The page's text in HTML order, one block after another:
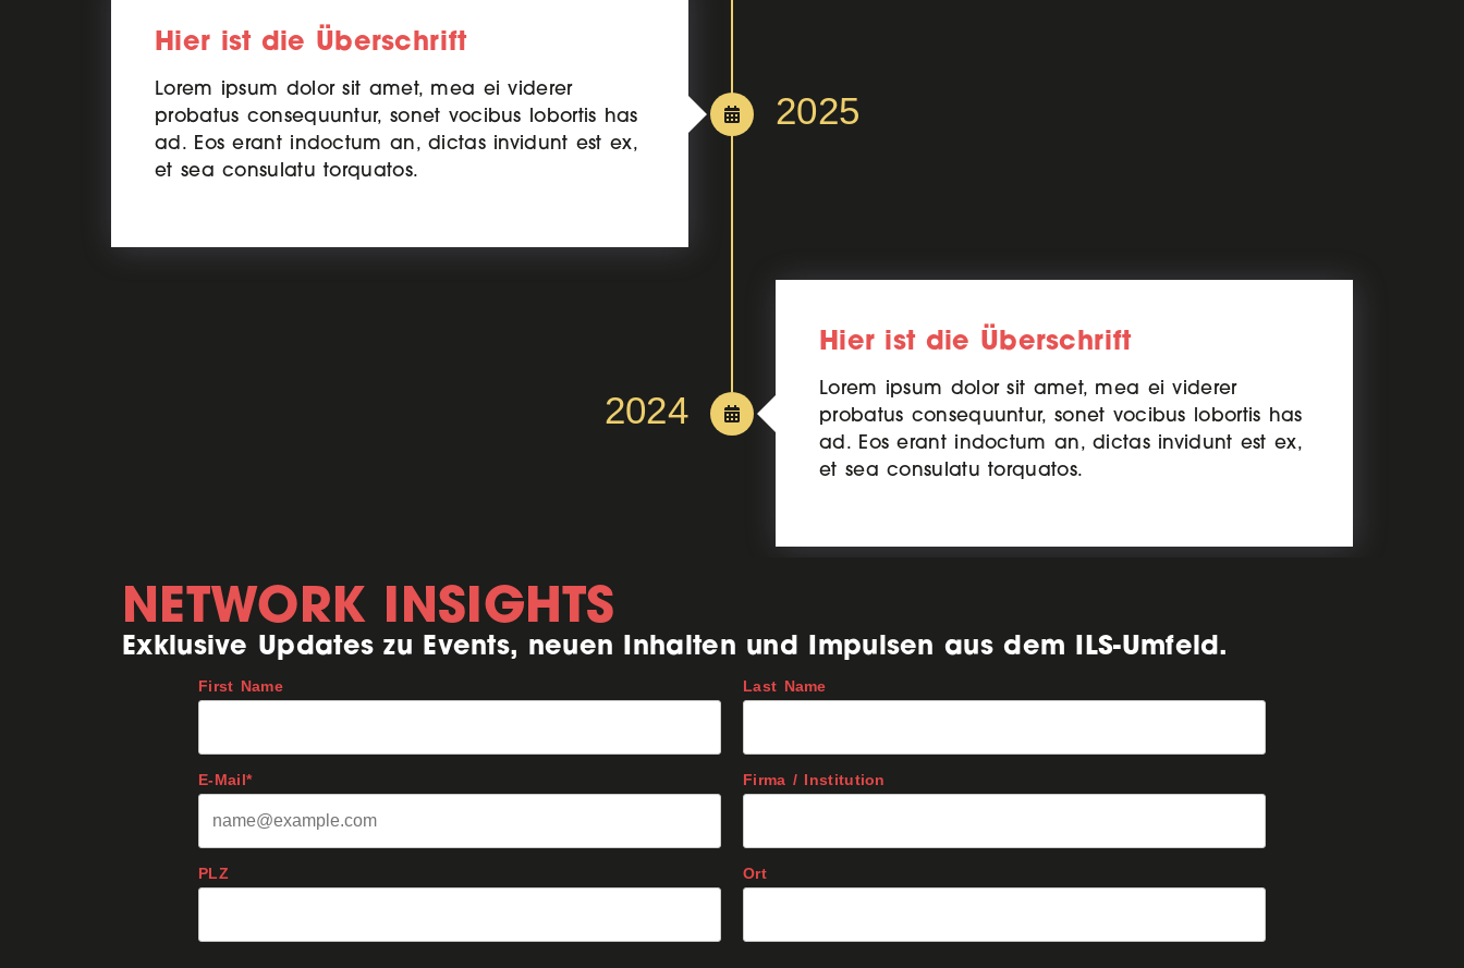
Hier ist die Überschrift
Lorem ipsum dolor sit amet, mea ei viderer
probatus consequuntur, sonet vocibus lobortis has
ad. Eos erant indoctum an, dictas invidunt est ex,
et sea consulatu torquatos.
2025
Hier ist die Überschrift
Lorem ipsum dolor sit amet, mea ei viderer
probatus consequuntur, sonet vocibus lobortis has
ad. Eos erant indoctum an, dictas invidunt est ex,
et sea consulatu torquatos.
2024
NETWORK INSIGHTS
Exklusive Updates zu Events, neuen Inhalten und Impulsen aus dem ILS-Umfeld.
First Name Last Name
E-Mail* Firma / Institution
PLZ Ort